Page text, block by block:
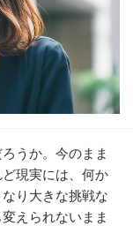
うか。今のまま
現実には、何か
り大きな挑戦な
えられないまま